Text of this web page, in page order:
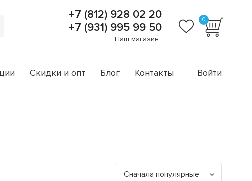
+7 (812) 928 02 20
+7 (931) 995 99 50
Наш магазин
0
Скидки и опт Блог Контакты Войти
Сначала популярные